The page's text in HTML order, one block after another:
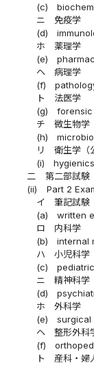
(c)
ニ
免疫学
(d)
ホ
薬理学
(e)
ヘ
病理学
(f)
ト
法医学
(g)
forensic
チ
微生物学
(h)
リ
衛生学（
(i)
二
第二部試験
(ii)
Part 2
イ
筆記試験
(a)
written
ロ
内科学
(b)
internal
ハ
小児科学
(c)
ニ
精神科学
(d)
ホ
外科学
(e)
surgical
ヘ
整形外科
(f)
ト
産科・婦